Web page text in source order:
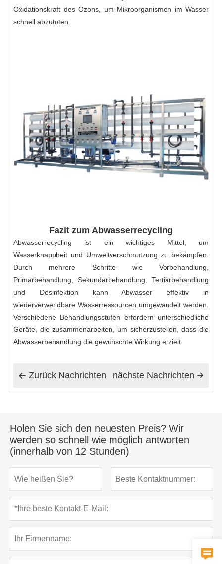
Oxidationskraft des Ozons, um Mikroorganismen im Wasser
schnell abzutöten.
Fazit zum Abwasserrecycling
Abwasserrecycling ist ein wichtiges Mittel, um
Wasserknappheit und Umweltverschmutzung zu bekämpfen.
Durch mehrere Schritte wie Vorbehandlung,
Primärbehandlung, Sekundärbehandlung, Tertiärbehandlung
und Desinfektion kann Abwasser effektiv in
wiederverwendbare Wasserressourcen umgewandelt werden.
Verschiedene Behandlungsstufen erfordern unterschiedliche
Geräte, die zusammenarbeiten, um sicherzustellen, dass die
Abwasserbehandlung die gewünschte Wirkung erzielt.
 Zurück Nachrichten 
nächste Nachrichten
Holen Sie sich den neuesten Preis? Wir
werden so schnell wie möglich antworten
(innerhalb von 12 Stunden)
